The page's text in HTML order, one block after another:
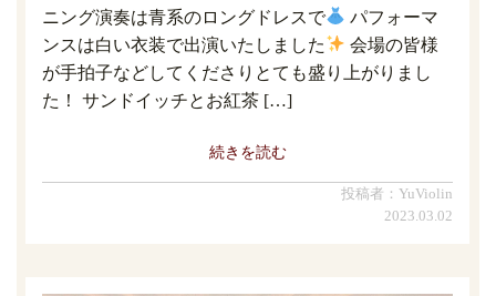
ニング演奏は青系のロングドレスで
パフォーマ
ンスは白い衣装で出演いたしました
会場の皆様
が手拍子などしてくださりとても盛り上がりまし
た！ サンドイッチとお紅茶 […]
続きを読む
投稿者：YuViolin
2023.03.02